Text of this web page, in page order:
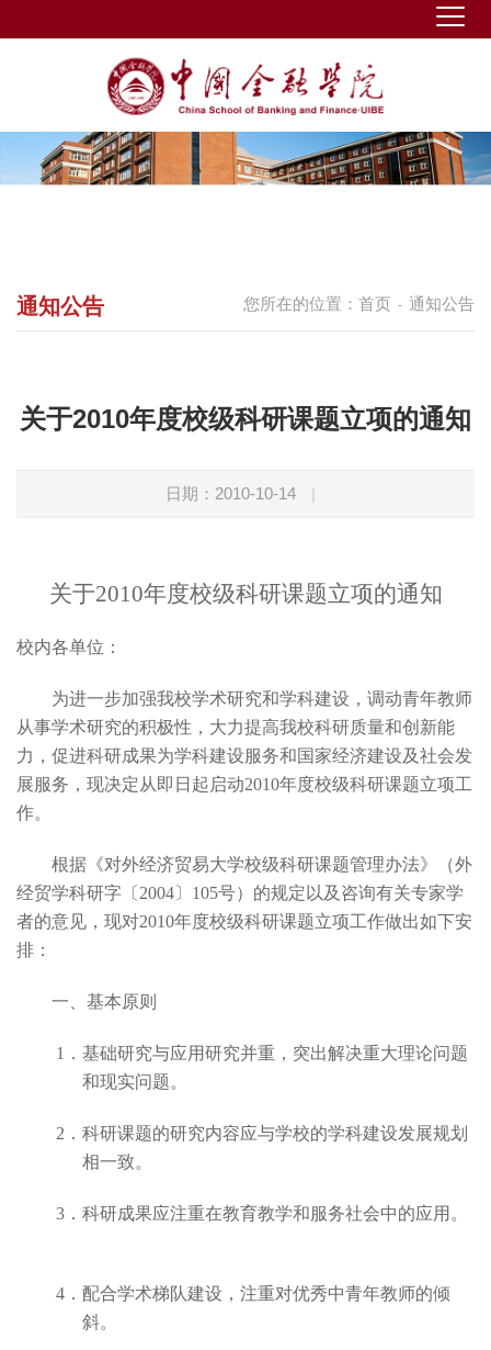
您所在的位置： 首页 - 通知公告
通知公告
关于2010年度校级科研课题立项的通知
日期：2010-10-14 |
关于2010年度校级科研课题立项的通知
校内各单位：
为进一步加强我校学术研究和学科建设，调动青年教师
从事学术研究的积极性，大力提高我校科研质量和创新能
力，促进科研成果为学科建设服务和国家经济建设及社会发
展服务，现决定从即日起启动2010年度校级科研课题立项工
作。
根据《对外经济贸易大学校级科研课题管理办法》（外
经贸学科研字〔2004〕105号）的规定以及咨询有关专家学
者的意见，现对2010年度校级科研课题立项工作做出如下安
排：
一、基本原则
1 ．基础研究与应用研究并重，突出解决重大理论问题
和现实问题。
2 ．科研课题的研究内容应与学校的学科建设发展规划
相一致。
3 ．科研成果应注重在教育教学和服务社会中的应用。
4 ．配合学术梯队建设，注重对优秀中青年教师的倾
斜。